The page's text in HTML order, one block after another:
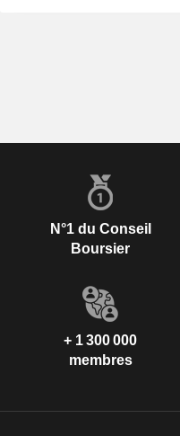
N°1 du Conseil
Boursier
+ 1 300 000
membres